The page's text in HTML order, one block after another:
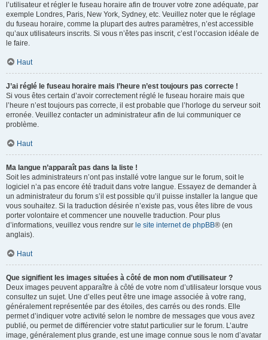
l’utilisateur et régler le fuseau horaire afin de trouver votre zone adéquate, par
exemple Londres, Paris, New York, Sydney, etc. Veuillez noter que le réglage
du fuseau horaire, comme la plupart des autres paramètres, n’est accessible
qu’aux utilisateurs inscrits. Si vous n’êtes pas inscrit, c’est l’occasion idéale de
le faire.
Haut
J’ai réglé le fuseau horaire mais l’heure n’est toujours pas correcte !
Si vous êtes certain d’avoir correctement réglé le fuseau horaire mais que
l’heure n’est toujours pas correcte, il est probable que l’horloge du serveur soit
erronée. Veuillez contacter un administrateur afin de lui communiquer ce
problème.
Haut
Ma langue n’apparaît pas dans la liste !
Soit les administrateurs n’ont pas installé votre langue sur le forum, soit le
logiciel n’a pas encore été traduit dans votre langue. Essayez de demander à
un administrateur du forum s’il est possible qu’il puisse installer la langue que
vous souhaitez. Si la traduction désirée n’existe pas, vous êtes libre de vous
porter volontaire et commencer une nouvelle traduction. Pour plus
d’informations, veuillez vous rendre sur le site internet de phpBB® (en
anglais).
Haut
Que signifient les images situées à côté de mon nom d’utilisateur ?
Deux images peuvent apparaître à côté de votre nom d’utilisateur lorsque vous
consultez un sujet. Une d’elles peut être une image associée à votre rang,
généralement représentée par des étoiles, des carrés ou des ronds. Elle
permet d’indiquer votre activité selon le nombre de messages que vous avez
publié, ou permet de différencier votre statut particulier sur le forum. L’autre
image, généralement plus grande, est une image connue sous le nom d’avatar